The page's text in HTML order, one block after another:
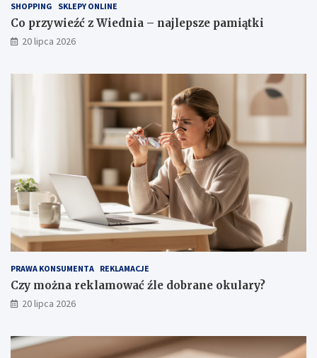
SHOPPING SKLEPY ONLINE
Co przywieźć z Wiednia – najlepsze pamiątki
20 lipca 2026
PRAWA KONSUMENTA REKLAMACJE
Czy można reklamować źle dobrane okulary?
20 lipca 2026